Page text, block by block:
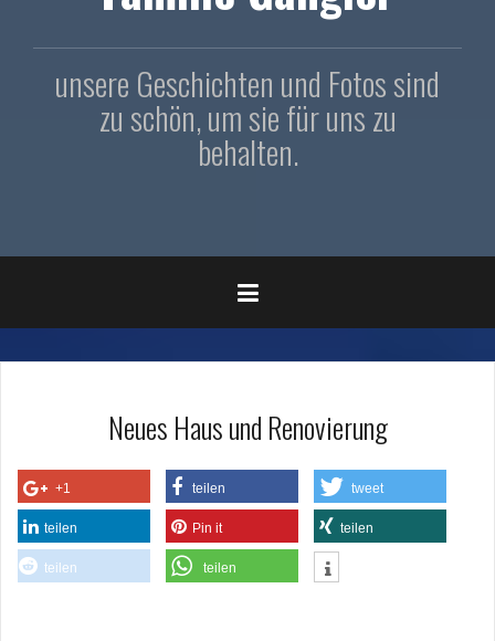
unsere Geschichten und Fotos sind
zu schön, um sie für uns zu
behalten.
Neues Haus und Renovierung
+1 teilen tweet
teilen Pin it teilen
teilen teilen